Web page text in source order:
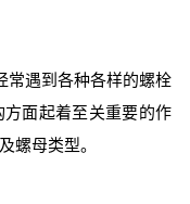
遇到各种各样的螺栓
面起着至关重要的作
螺母类型。